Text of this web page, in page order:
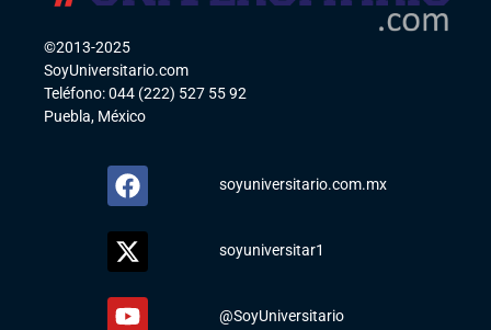
©2013-2025
SoyUniversitario.com
Teléfono: 044 (222) 527 55 92
Puebla, México
soyuniversitario.com.mx
soyuniversitar1
@SoyUniversitario